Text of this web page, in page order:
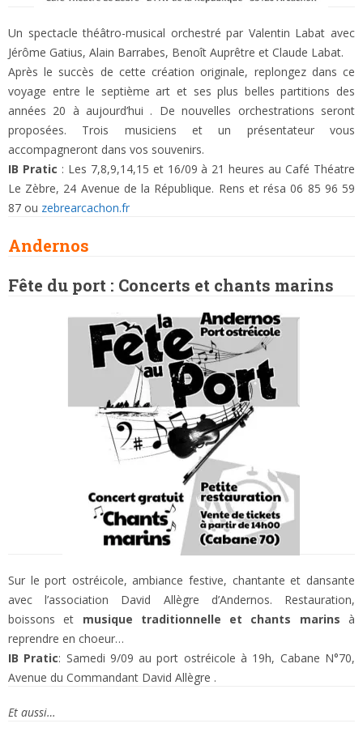
Un spectacle théâtro-musical orchestré par Valentin Labat avec
Jérôme Gatius, Alain Barrabes, Benoît Auprêtre et Claude Labat.
Après le succès de cette création originale, replongez dans ce
voyage entre le septième art et ses plus belles partitions des
années 20 à aujourd’hui . De nouvelles orchestrations seront
proposées. Trois musiciens et un présentateur vous
accompagneront dans vos souvenirs.
IB Pratic : Les 7,8,9,14,15 et 16/09 à 21 heures au Café Théatre
Le Zèbre, 24 Avenue de la République. Rens et résa 06 85 96 59
87 ou zebrearcachon.fr
Andernos
Fête du port : Concerts et chants marins
Sur le port ostréicole, ambiance festive, chantante et dansante
avec l’association David Allègre d’Andernos. Restauration,
boissons et musique traditionnelle et chants marins à
reprendre en choeur…
IB Pratic: Samedi 9/09 au port ostréicole à 19h, Cabane N°70,
Avenue du Commandant David Allègre .
Et aussi…